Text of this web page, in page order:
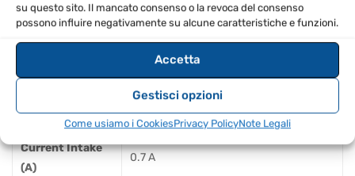
su questo sito. Il mancato consenso o la revoca del consenso
possono influire negativamente su alcune caratteristiche e funzioni.
Accetta
Gestisci opzioni
Come usiamo i CookiesPrivacy PolicyNote Legali
SPECIFICHE TECNICHE
(W)
5 – 15 W
Current Intake
(A)
0.7 A